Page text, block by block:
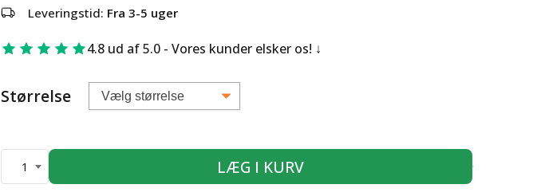
Leveringstid: Fra 3-5 uger
4.8 ud af 5.0 - Vores kunder elsker os!
Størrelse
1 LÆG I KURV